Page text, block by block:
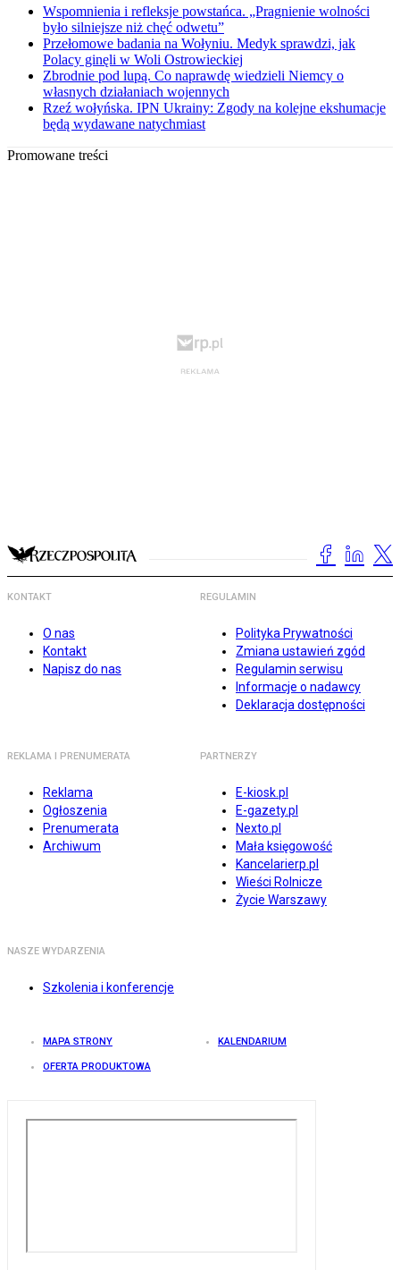
Wspomnienia i refleksje powstańca. „Pragnienie wolności
było silniejsze niż chęć odwetu”
Przełomowe badania na Wołyniu. Medyk sprawdzi, jak
Polacy ginęli w Woli Ostrowieckiej
Zbrodnie pod lupą. Co naprawdę wiedzieli Niemcy o
własnych działaniach wojennych
Rzeź wołyńska. IPN Ukrainy: Zgody na kolejne ekshumacje
będą wydawane natychmiast
Promowane treści
KONTAKT
O nas
Kontakt
Napisz do nas
REGULAMIN
Polityka Prywatności
Zmiana ustawień zgód
Regulamin serwisu
Informacje o nadawcy
Deklaracja dostępności
REKLAMA I PRENUMERATA
Reklama
Ogłoszenia
Prenumerata
Archiwum
PARTNERZY
E-kiosk.pl
E-gazety.pl
Nexto.pl
Mała księgowość
Kancelarierp.pl
Wieści Rolnicze
Życie Warszawy
NASZE WYDARZENIA
Szkolenia i konferencje
MAPA STRONY KALENDARIUM
OFERTA PRODUKTOWA